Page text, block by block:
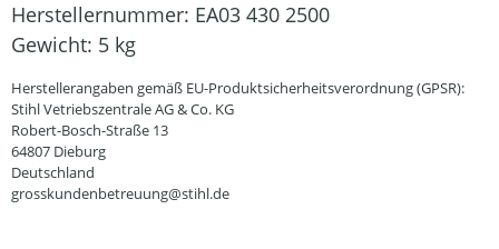
Herstellernummer: EA03 430 2500
Gewicht: 5 kg
Herstellerangaben gemäß EU-Produktsicherheitsverordnung (GPSR):
Stihl Vetriebszentrale AG & Co. KG
Robert-Bosch-Straße 13
64807 Dieburg
Deutschland
grosskundenbetreuung@stihl.de